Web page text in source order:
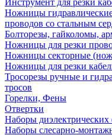
Инструмент для резки
Ножницы
проводов со стальным
Болторезы, гайколомы,
Ножницы для резки
Ножницы секторные
Ножницы для резки
Тросорезы ручные и
тросов
Горелки, Фены
Отвертки
Наборы диэлектрических
Наборы слесарно-